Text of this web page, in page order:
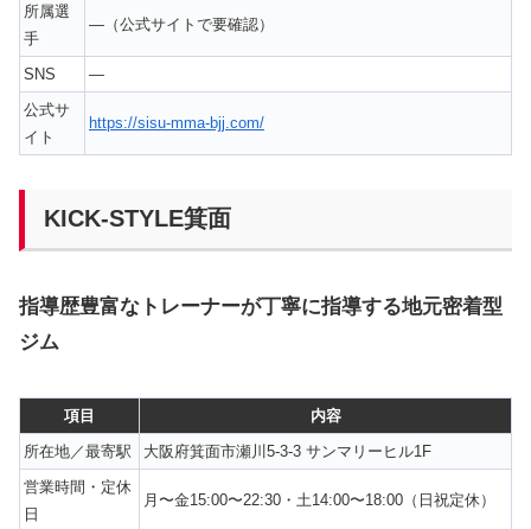
所属選
手
—（公式サイトで要確認）
SNS
—
公式サ
イト
https://sisu-mma-bjj.com/
KICK-STYLE箕面
指導歴豊富なトレーナーが丁寧に指導する地元密着型
ジム
項目
内容
所在地／最寄駅
大阪府箕面市瀬川5-3-3 サンマリーヒル1F
営業時間・定休
日
月〜金15:00〜22:30・土14:00〜18:00（日祝定休）